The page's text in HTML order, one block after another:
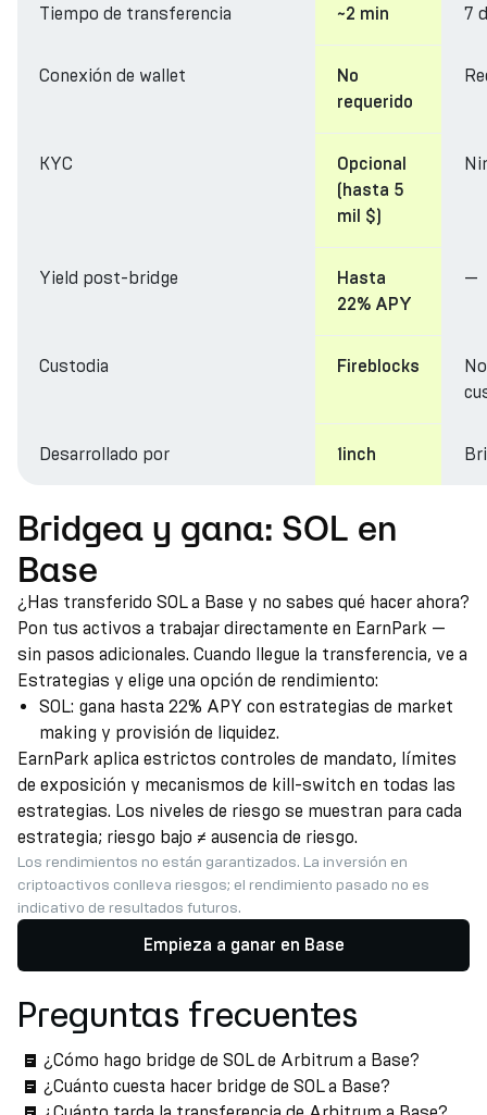
Tiempo de transferencia ~2 min 7
Conexión de wallet
No
requerido
KYC
Opcional
(hasta 5
mil $)
Yield post-bridge
Hasta
22% APY
—
Custodia Fireblocks
Desarrollado por 1inch
Bridgea y gana: SOL en
Base
¿Has transferido SOL a Base y no sabes qué hacer ahora?
Pon tus activos a trabajar directamente en EarnPark —
sin pasos adicionales. Cuando llegue la transferencia, ve a
Estrategias y elige una opción de rendimiento:
SOL: gana hasta 22% APY con estrategias de market
making y provisión de liquidez.
EarnPark aplica estrictos controles de mandato, límites
de exposición y mecanismos de kill-switch en todas las
estrategias. Los niveles de riesgo se muestran para cada
estrategia; riesgo bajo ≠ ausencia de riesgo.
Los rendimientos no están garantizados. La inversión en
criptoactivos conlleva riesgos; el rendimiento pasado no es
indicativo de resultados futuros.
Empieza a ganar en Base
Preguntas frecuentes
¿Cómo hago bridge de SOL de Arbitrum a Base?
¿Cuánto cuesta hacer bridge de SOL a Base?